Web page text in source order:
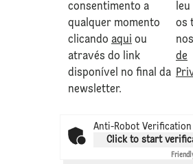
consentimento a
qualquer momento
clicando aqui ou
através do link
disponível no final da
newsletter.
os
de
Anti-Robot Verification
Click to start